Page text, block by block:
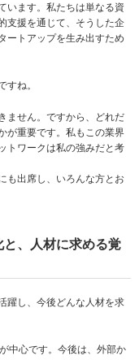
います。私たちは単なる資
支援を通じて、そうした企
ートアップを生み出すため
すね。
ません。ですから、どれだ
が重要です。私もこの業界
トワークは私の強みだと考
も出席し、いろんな方とお
、人材に求める覚
躍し、今後どんな人材を求
中心です。今後は、外部か